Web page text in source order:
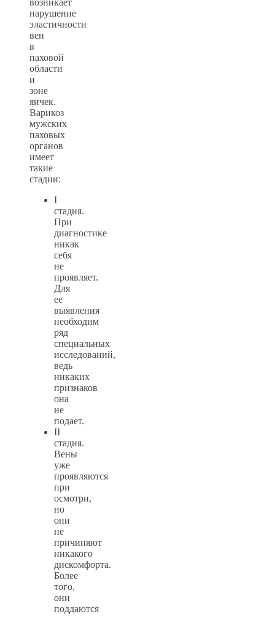
нарушение
эластичности
вен
в
паховой
области
и
зоне
яичек.
Варикоз
мужских
паховых
органов
имеет
такие
стадии:
I
стадия.
При
диагностике
никак
себя
не
проявляет.
Для
ее
выявления
необходим
ряд
специальных
исследований,
ведь
никаких
признаков
она
не
подает.
II
стадия.
Вены
уже
проявляются
при
осмотри,
но
они
не
причиняют
никакого
дискомфорта.
Более
того,
они
поддаются